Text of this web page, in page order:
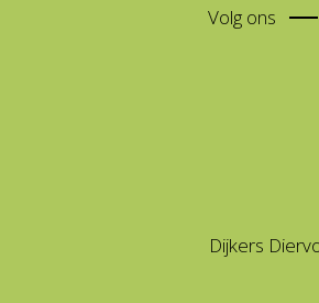
Volg ons
Dijkers